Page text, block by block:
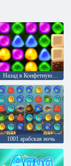
Назад в Конфетную страну 4: Леденцовый сад
1001 арабская ночь